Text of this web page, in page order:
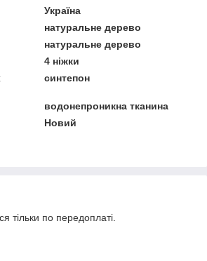
Україна
натуральне дерево
натуральне дерево
4 ніжки
синтепон
водонепроникна тканина
Новий
тільки по передоплаті.